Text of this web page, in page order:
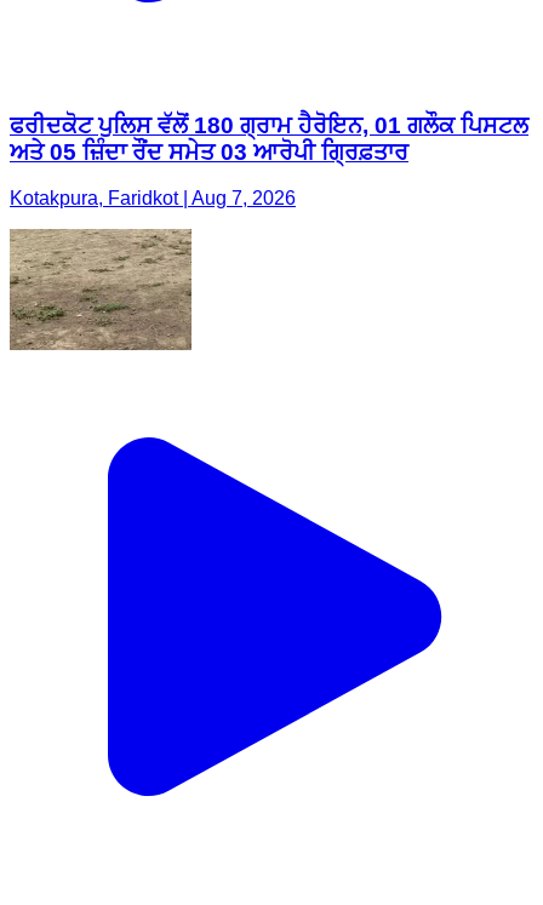
ਫਰੀਦਕੋਟ ਪੁਲਿਸ ਵੱਲੋਂ 180 ਗ੍ਰਾਮ ਹੈਰੋਇਨ, 01 ਗਲੌਕ ਪਿਸਟਲ
ਅਤੇ 05 ਜ਼ਿੰਦਾ ਰੌਂਦ ਸਮੇਤ 03 ਆਰੋਪੀ ਗ੍ਰਿਫ਼ਤਾਰ
Kotakpura, Faridkot | Aug 7, 2026